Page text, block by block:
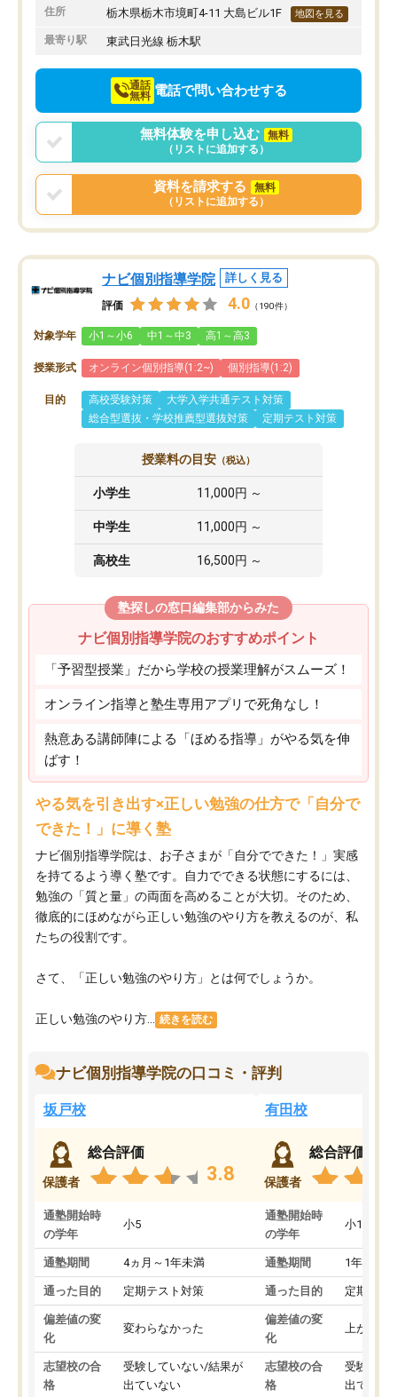
ていますが、それを加味しても通って
塾だと思います。
住所 栃木県栃木市境町4-11 大島ビル1F 地図を見る
最寄り駅 東武日光線 栃木駅
通話
無料 電話で問い合わせする
無料体験を申し込む
無料
（リストに追加する）
資料を請求する
無料
（リストに追加する）
ナビ個別指導学院 詳しく見る
評価 4.0 （190件）
対象学年 小1～小6 中1～中3 高1～高3
授業形式 オンライン個別指導(1:2~) 個別指導(1:2)
目的 高校受験対策
大学入学共通テスト対策
総合型選抜・学校推薦型選抜対策
定期テスト対策
授業料の目安 （税込）
小学生 11,000円 ～
中学生 11,000円 ～
高校生 16,500円 ～
塾探しの窓口編集部からみた
ナビ個別指導学院のおすすめポイント
「予習型授業」だから学校の授業理解がスムーズ！
オンライン指導と塾生専用アプリで死角なし！
熱意ある講師陣による「ほめる指導」がやる気を伸
ばす！
やる気を引き出す×正しい勉強の仕方で「自分で
できた！」に導く塾
ナビ個別指導学院は、お子さまが「自分でできた！」実感
を持てるよう導く塾です。自力でできる状態にするには、
勉強の「質と量」の両面を高めることが大切。そのため、
徹底的にほめながら正しい勉強のやり方を教えるのが、私
たちの役割です。
さて、「正しい勉強のやり方」とは何でしょうか。
正しい勉強のやり方... 続きを読む
ナビ個別指導学院の口コミ・評判
坂戸校
保護者
総合評価
3.8
通塾開始時
の学年
小5
通塾期間 4ヵ月～1年未満
通った目的 定期テスト対策
偏差値の変
化
変わらなかった
志望校の合
格
受験していない/結果が
出ていない
有田校
保護者
総合評価
通塾開始時
の学年
小1
通塾期間 1年以上
通った目的 定期テス
偏差値の変
化
上がった
志望校の合
格
受験して
出ていな